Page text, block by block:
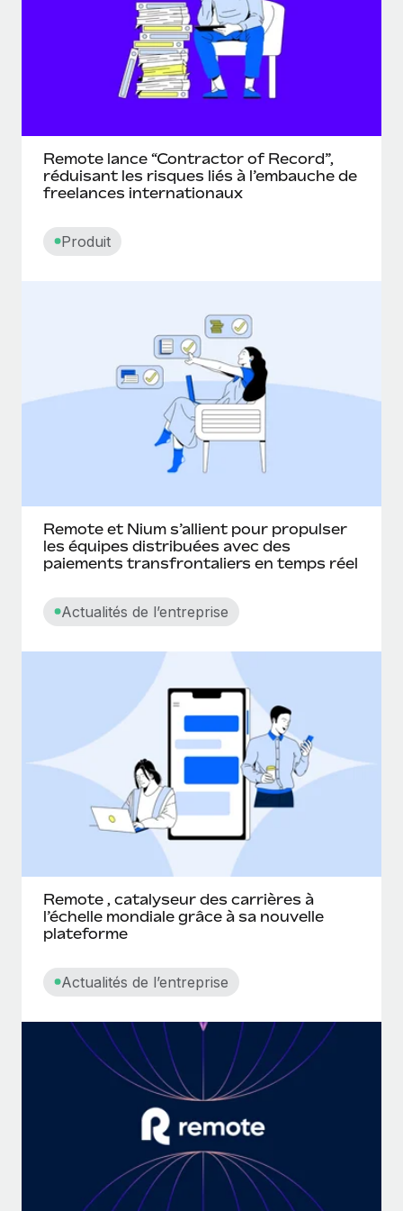
En savoir plus
Remote lance “Contractor of Record”,
réduisant les risques liés à l’embauche de
freelances internationaux
Produit
Remote et Nium s’allient pour propulser
les équipes distribuées avec des
paiements transfrontaliers en temps réel
Actualités de l’entreprise
Remote , catalyseur des carrières à
l’échelle mondiale grâce à sa nouvelle
plateforme
Actualités de l’entreprise